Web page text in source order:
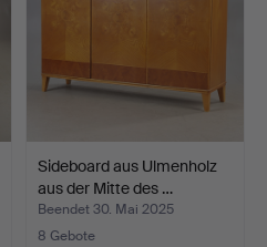
Sideboard aus Ulmenholz
aus der Mitte des …
Beendet 30. Mai 2025
8 Gebote